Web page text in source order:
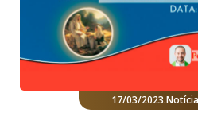
17/03/2023.